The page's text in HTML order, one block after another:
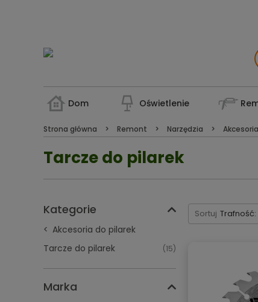
Dom Oświetlenie
Strona główna Remont Narzędzia
Tarcze do pilarek
Kategorie
Akcesoria do pilarek
Tarcze do pilarek
(15)
Marka
Sortuj